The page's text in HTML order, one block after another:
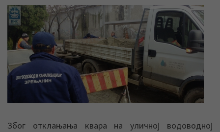
Због отклањања квара на уличној водоводној